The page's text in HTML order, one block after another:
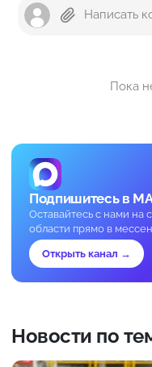
Пока
Подпишитесь в
Оставайтесь с нами на
области прямо в
Открыть канал →
Новости по